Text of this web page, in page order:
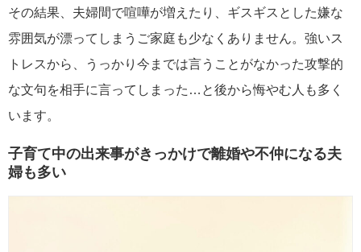
その結果、夫婦間で喧嘩が増えたり、ギスギスとした嫌な
雰囲気が漂ってしまうご家庭も少なくありません。強いス
トレスから、うっかり今までは言うことがなかった攻撃的
な文句を相手に言ってしまった…と後から悔やむ人も多く
います。
子育て中の出来事がきっかけで離婚や不仲になる夫
婦も多い